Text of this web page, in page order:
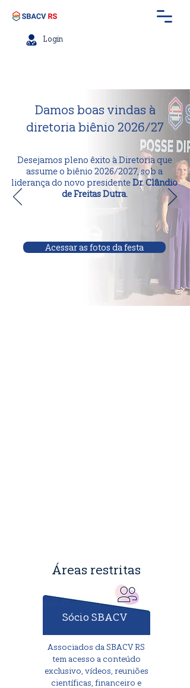
Login
Damos boas vindas à
diretoria biênio 2026/27
Desejamos pleno êxito à Diretoria que
assume o biênio 2026/2027, sob a
liderança do novo presidenteDr. Clândio
de Freitas Dutra.
Acessar as fotos da festa
Áreas restritas
Sócio SBACV
Associados da SBACV RS
tem acesso a conteúdo
exclusivo, vídeos, reuniões
científicas, financeiro e